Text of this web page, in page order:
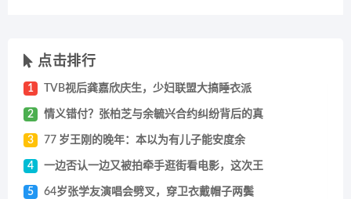
点击排行
1 TVB视后龚嘉欣庆生，少妇联盟大搞睡衣派
2 情义错付？张柏芝与余毓兴合约纠纷背后的真
3 77 岁王刚的晚年：本以为有儿子能安度余
4 一边否认一边又被拍牵手逛街看电影，这次王
5 64岁张学友演唱会劈叉，穿卫衣戴帽子两鬓